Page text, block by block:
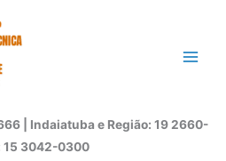
| Indaiatuba e Região: 19 2660-
15 3042-0300